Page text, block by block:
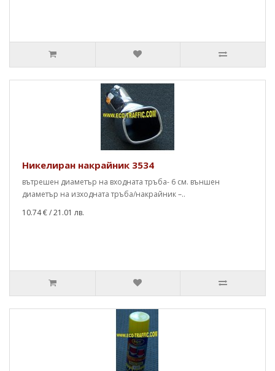
Никелиран накрайник 3534
вътрешен диаметър на входната тръба- 6 см. външен
диаметър на изходната тръба/накрайник –..
10.74 €/ 21.01 лв.